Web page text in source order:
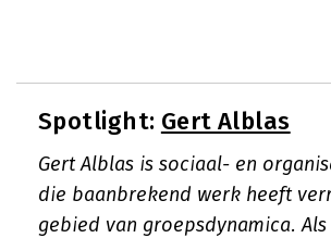
Spotlight: Gert Alblas
Gert Alblas is sociaal- en
die baanbrekend werk heeft
gebied van groepsdynamica.